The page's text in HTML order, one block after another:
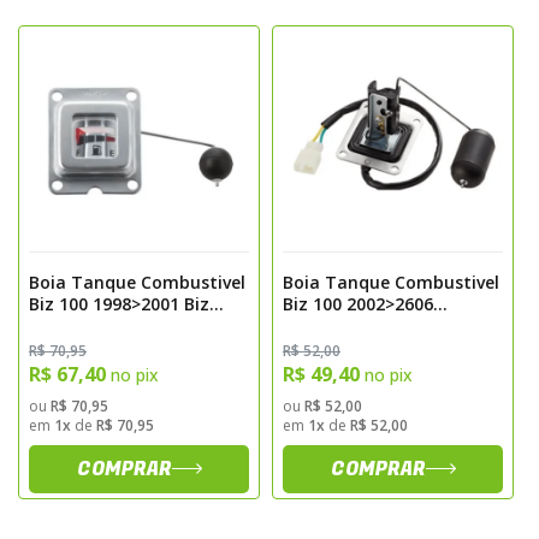
e haste metalica tratada
transmitir informacoes ao painel indicador
Caracteristicas Principais
- Alta precisao e estabilidade na leitura do
variacoes de temperatura
- Construcao robusta e duravel para uso
continuo
- Substituicao direta, mantendo a
compatibilidade com o sistema original
- Melhora a confiabilidade das informacoes
exibidas no painel
Boia Tanque Combustivel
Biz 100 1998>2001 Biz
Magnetron
R$ 70,95
R$ 67,40 no pix
ou R$ 70,95
em 1x de R$ 70,95
COMPRAR
Boia Tanque Combustivel
Biz 100 2002>2606
R$ 52,00
R$ 49,40 no pix
ou R$ 52,00
em 1x de R$ 52,00
COMPRAR